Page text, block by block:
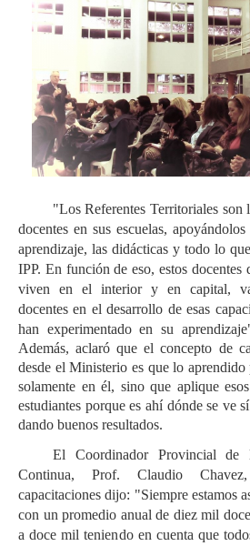
"Los Referentes Territoriales son
docentes en sus escuelas,
aprendizaje, las didácticas y todo lo
IPP. En función de eso, estos docentes
viven en el interior y en capital,
docentesen el desarrollo de esas
han experimentado en su
Además, aclaró que el concepto de
desde el Ministerio es que lo
solamente en él, sino que aplique
estudiantes porque es ahí dónde se ve
dando buenos resultados.
El Coordinador Provincial de
Continua, Prof. Claudio
capacitaciones dijo: "Siempre estamos
con un promedio anual de diez mil
a doce mil teniendo en cuenta que